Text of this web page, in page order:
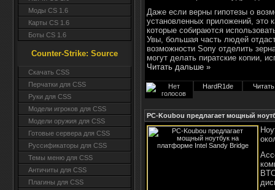
Моды CS 1.6
Карты CS 1.6
Боты CS 1.6
Counter-Strike: Source
Cкачать CSS
Перчатки для CSS
Руки для CSS
Модели игроков для CSS
Модели оружия для CSS
Готовые сервера для CSS
Руссификаторы для CSS
Темы меню для CSS
Античиты для CSS
Плагины для CSS
Даже если верны гипотезы о
установленных приложений, это
которые собираются
Увы, большая часть людей
возможности Sony отделить
могут делать пиратские копии,
Читать дальше »
HardR1de
PC-Koubou предлагает мощный